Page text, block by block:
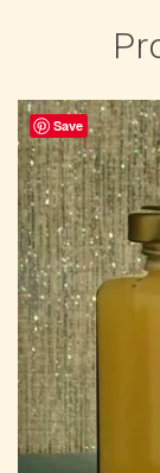
Save